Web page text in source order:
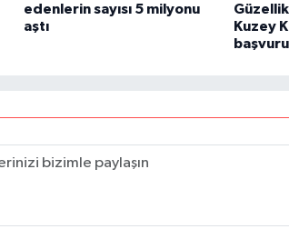
edenlerin sayısı 5 milyonu
aştı
Güzellik
Kuzey